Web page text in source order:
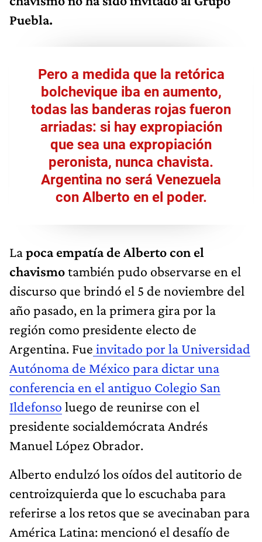
Puebla.
Pero a medida que la retórica
bolchevique iba en aumento,
todas las banderas rojas fueron
arriadas: si hay expropiación
que sea una expropiación
peronista, nunca chavista.
Argentina no será Venezuela
con Alberto en el poder.
Lapoca empatía de Alberto con el
chavismotambién pudo observarse en el
discurso que brindó el 5 de noviembre del
año pasado, en la primera gira por la
región como presidente electo de
Argentina. Fue invitado por la Universidad
Autónoma de México para dictar una
conferencia en el antiguo Colegio San
Ildefonso luego de reunirse con el
presidente socialdemócrata Andrés
Manuel López Obrador.
Alberto endulzó los oídos del autitorio de
centroizquierda que lo escuchaba para
referirse a los retos que se avecinaban para
América Latina: mencionó el desafío de